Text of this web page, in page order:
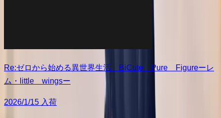
Re:ゼロから始める異世界生活 BiCute Pure Figureーレ
ム・little wingsー
2026/1/15 入荷